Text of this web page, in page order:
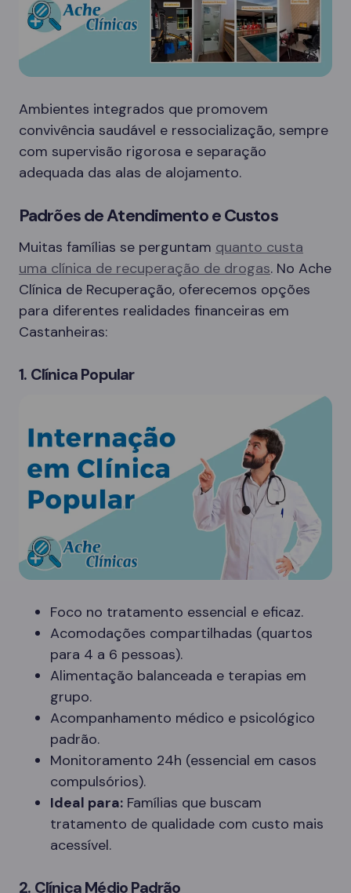
Ambientes integrados que promovem
convivência saudável e ressocialização, sempre
com supervisão rigorosa e separação
adequada das alas de alojamento.
Padrões de Atendimento e Custos
Muitas famílias se perguntam quanto custa
uma clínica de recuperação de drogas. No Ache
Clínica de Recuperação, oferecemos opções
para diferentes realidades financeiras em
Castanheiras:
1. Clínica Popular
Foco no tratamento essencial e eficaz.
Acomodações compartilhadas (quartos
para 4 a 6 pessoas).
Alimentação balanceada e terapias em
grupo.
Acompanhamento médico e psicológico
padrão.
Monitoramento 24h (essencial em casos
compulsórios).
Ideal para: Famílias que buscam
tratamento de qualidade com custo mais
acessível.
2. Clínica Médio Padrão